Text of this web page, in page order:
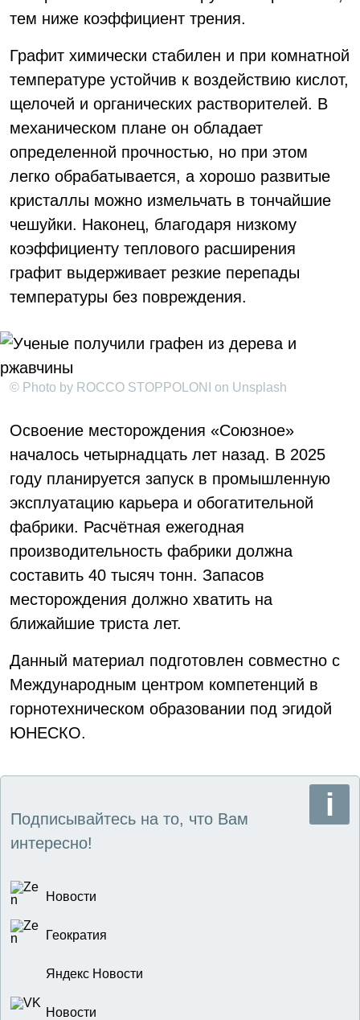
тем ниже коэффициент трения.
Графит химически стабилен и при комнатной
температуре устойчив к воздействию кислот,
щелочей и органических растворителей. В
механическом плане он обладает
определенной прочностью, но при этом
легко обрабатывается, а хорошо развитые
кристаллы можно измельчать в тончайшие
чешуйки. Наконец, благодаря низкому
коэффициенту теплового расширения
графит выдерживает резкие перепады
температуры без повреждения.
© Photo by ROCCO STOPPOLONI on Unsplash
Освоение месторождения «Союзное»
началось четырнадцать лет назад. В 2025
году планируется запуск в промышленную
эксплуатацию карьера и обогатительной
фабрики. Расчётная ежегодная
производительность фабрики должна
составить 40 тысяч тонн. Запасов
месторождения должно хватить на
ближайшие триста лет.
Данный материал подготовлен совместно с
Международным центром компетенций в
горнотехническом образовании под эгидой
ЮНЕСКО.
Подписывайтесь на то, что Вам
интересно!
Новости
Геократия
Яндекс Новости
Новости